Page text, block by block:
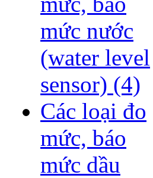
mức nước
(water level
sensor) (4)
Các loại đo
mức, báo
mức dầu